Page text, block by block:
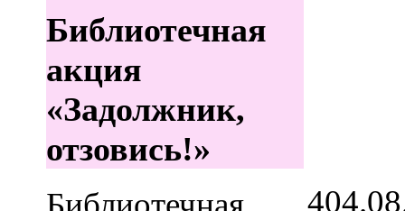
Библиотечная
акция
«Задолжник,
отзовись!»
4